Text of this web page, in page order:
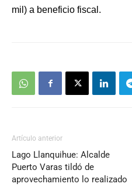
mil) a beneficio fiscal.
Artículo anterior
Lago Llanquihue: Alcalde
Puerto Varas tildó de
aprovechamiento lo realizado